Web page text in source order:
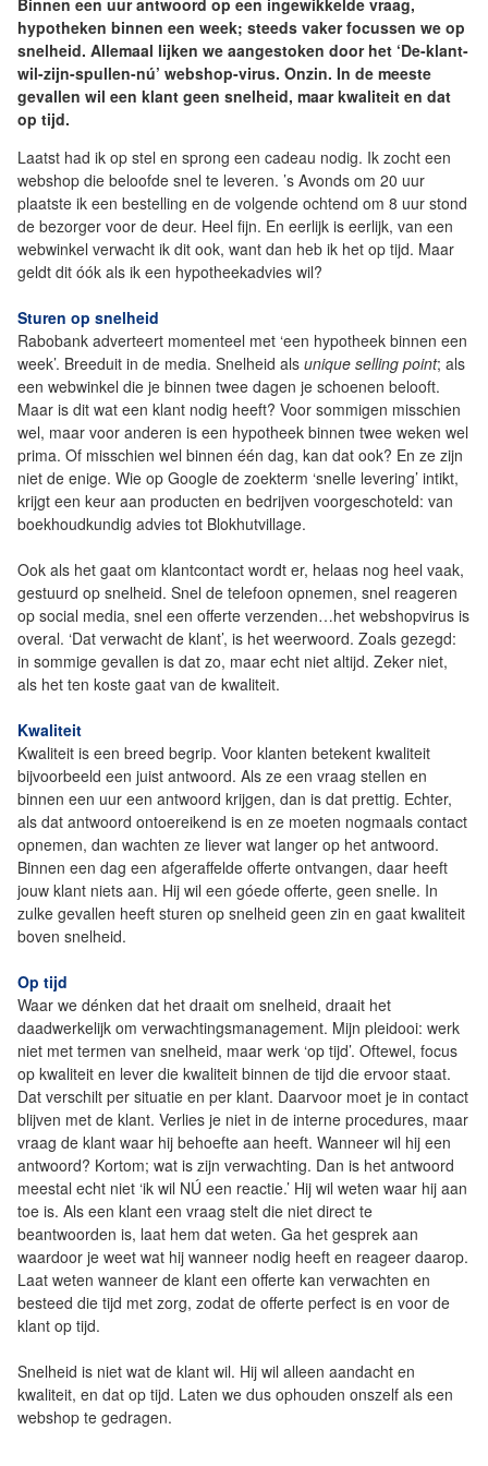
Binnen een uur antwoord op een ingewikkelde vraag,
hypotheken binnen een week; steeds vaker focussen we op
snelheid. Allemaal lijken we aangestoken door het ‘De-klant-
wil-zijn-spullen-nú’ webshop-virus. Onzin. In de meeste
gevallen wil een klant geen snelheid, maar kwaliteit en dat
op tijd.
Laatst had ik op stel en sprong een cadeau nodig. Ik zocht een
webshop die beloofde snel te leveren. ’s Avonds om 20 uur
plaatste ik een bestelling en de volgende ochtend om 8 uur stond
de bezorger voor de deur. Heel fijn. En eerlijk is eerlijk, van een
webwinkel verwacht ik dit ook, want dan heb ik het op tijd. Maar
geldt dit óók als ik een hypotheekadvies wil?
Sturen op snelheid
Rabobank adverteert momenteel met ‘een hypotheek binnen een
week’. Breeduit in de media. Snelheid als unique selling point; als
een webwinkel die je binnen twee dagen je schoenen belooft.
Maar is dit wat een klant nodig heeft? Voor sommigen misschien
wel, maar voor anderen is een hypotheek binnen twee weken wel
prima. Of misschien wel binnen één dag, kan dat ook? En ze zijn
niet de enige. Wie op Google de zoekterm ‘snelle levering’ intikt,
krijgt een keur aan producten en bedrijven voorgeschoteld: van
boekhoudkundig advies tot Blokhutvillage.
Ook als het gaat om klantcontact wordt er, helaas nog heel vaak,
gestuurd op snelheid. Snel de telefoon opnemen, snel reageren
op social media, snel een offerte verzenden…het webshopvirus is
overal. ‘Dat verwacht de klant’, is het weerwoord. Zoals gezegd:
in sommige gevallen is dat zo, maar echt niet altijd. Zeker niet,
als het ten koste gaat van de kwaliteit.
Kwaliteit
Kwaliteit is een breed begrip. Voor klanten betekent kwaliteit
bijvoorbeeld een juist antwoord. Als ze een vraag stellen en
binnen een uur een antwoord krijgen, dan is dat prettig. Echter,
als dat antwoord ontoereikend is en ze moeten nogmaals contact
opnemen, dan wachten ze liever wat langer op het antwoord.
Binnen een dag een afgeraffelde offerte ontvangen, daar heeft
jouw klant niets aan. Hij wil een góede offerte, geen snelle. In
zulke gevallen heeft sturen op snelheid geen zin en gaat kwaliteit
boven snelheid.
Op tijd
Waar we dénken dat het draait om snelheid, draait het
daadwerkelijk om verwachtingsmanagement. Mijn pleidooi: werk
niet met termen van snelheid, maar werk ‘op tijd’. Oftewel, focus
op kwaliteit en lever die kwaliteit binnen de tijd die ervoor staat.
Dat verschilt per situatie en per klant. Daarvoor moet je in contact
blijven met de klant. Verlies je niet in de interne procedures, maar
vraag de klant waar hij behoefte aan heeft. Wanneer wil hij een
antwoord? Kortom; wat is zijn verwachting. Dan is het antwoord
meestal echt niet ‘ik wil NÚ een reactie.’ Hij wil weten waar hij aan
toe is. Als een klant een vraag stelt die niet direct te
beantwoorden is, laat hem dat weten. Ga het gesprek aan
waardoor je weet wat hij wanneer nodig heeft en reageer daarop.
Laat weten wanneer de klant een offerte kan verwachten en
besteed die tijd met zorg, zodat de offerte perfect is en voor de
klant op tijd.
Snelheid is niet wat de klant wil. Hij wil alleen aandacht en
kwaliteit, en dat op tijd. Laten we dus ophouden onszelf als een
webshop te gedragen.